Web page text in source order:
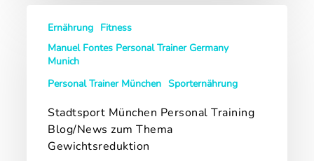
München
Personal
Training
Blog/News
Thema
Gewichtsreduktion
Ernährung Fitness
Manuel Fontes Personal Trainer Germany
Munich
Personal Trainer München Sporternährung
Stadtsport München Personal Training
Blog/News zum Thema
Gewichtsreduktion